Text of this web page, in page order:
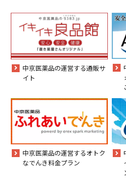
中京医薬品の運営する通販サ
イト
中京医薬品の運営するオトク
なでんき料金プラン